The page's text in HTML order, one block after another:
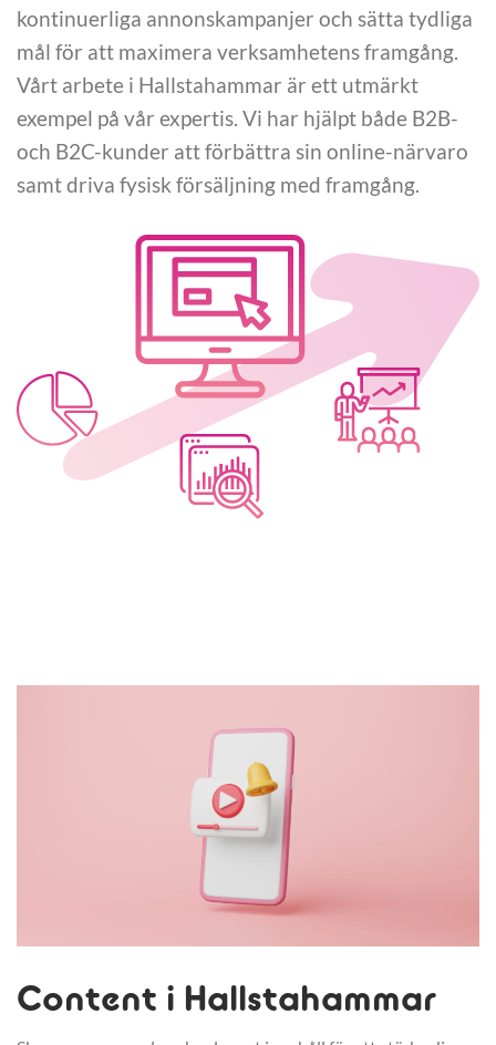
kontinuerliga annonskampanjer och sätta tydliga
mål för att maximera verksamhetens framgång.
Vårt arbete i Hallstahammar är ett utmärkt
exempel på vår expertis. Vi har hjälpt både B2B-
och B2C-kunder att förbättra sin online-närvaro
samt driva fysisk försäljning med framgång.
Content i Hallstahammar